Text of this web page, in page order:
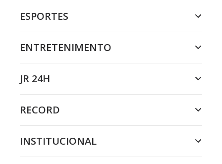
ESPORTES
ENTRETENIMENTO
JR 24H
RECORD
INSTITUCIONAL